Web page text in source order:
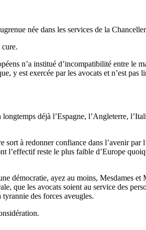
née dans les services de la
cure.
n’a institué d’incompatibilité entre le
y est exercée par les avocats et n’est pas
déjà l’Espagne, l’Angleterre,
à redonner confiance dans l’avenir par
l’effectif reste le plus faible d’Europe
démocratie, ayez au moins, Mesdames et
que les avocats soient au service des
des forces aveugles.